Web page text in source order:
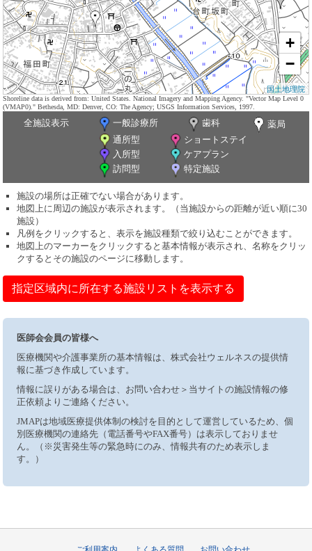
+
−
国土地理院
Shoreline data is derived from: United States. National Imagery and Mapping Agency. "Vector Map Level 0
(VMAP0)." Bethesda, MD: Denver, CO: The Agency; USGS Information Services, 1997.
全施設表示 一般診療所 歯科
薬局
通所型
ショートステイ
入所型
ケアプラン
訪問型
特定施設
施設の場所は正確でない場合があります。
地図上に周辺の施設が表示されます。（当施設からの距離が近い順に30
施設）
凡例をクリックすると、表示を施設種類で絞り込むことができます。
地図上のマーカーをクリックすると基本情報が表示され、名称をクリッ
クするとその施設のページに移動します。
指定区域内に所在する施設リストを表示する
医師会会員の皆様へ
医療機関や介護事業所の基本情報は、株式会社ウェルネスの提供情
報に基づき作成しています。
情報に誤りがある場合は、お問い合わせ＞当サイトの施設情報の修
正依頼よりご連絡ください。
JMAPは地域医療提供体制の検討を目的として運営しているため、個
別医療機関の連絡先（電話番号やFAX番号）は表示しておりませ
ん。（※災害発生等の緊急時にのみ、情報共有のため表示しま
す。）